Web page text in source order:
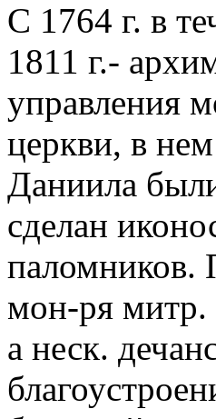
С 1764 г. в
1811 г.-
управления
церкви, в
Даниила
сделан
паломников.
мон-ря митр.
а неск.